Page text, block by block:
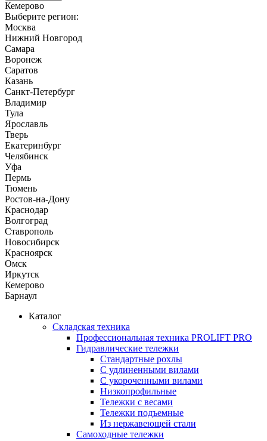
Кемерово
Выберите регион:
Москва
Нижний Новгород
Самара
Воронеж
Саратов
Казань
Санкт-Петербург
Владимир
Тула
Ярославль
Тверь
Екатеринбург
Челябинск
Уфа
Пермь
Тюмень
Ростов-на-Дону
Краснодар
Волгоград
Ставрополь
Новосибирск
Красноярск
Омск
Иркутск
Кемерово
Барнаул
Каталог
Складская техника
Профессиональная техника PROLIFT PRO
Гидравлические тележки
Стандартные рохлы
С удлиненными вилами
С укороченными вилами
Низкопрофильные
Тележки с весами
Тележки подъемные
Из нержавеющей стали
Самоходные тележки